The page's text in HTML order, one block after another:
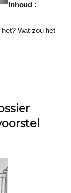
Inhoud :
Wat zou het